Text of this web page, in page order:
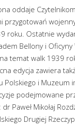
oddaje
przygotowań
roku. Ostatnie
Bellony i
temat walk 1939
edycja zawiera
i Muzeum
podejmowane
Paweł Mikołaj
Drugiej